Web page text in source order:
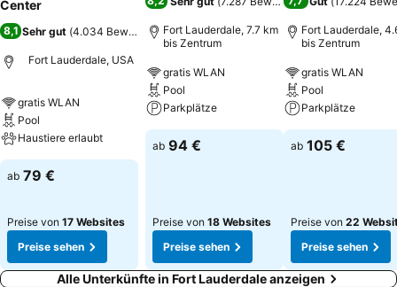
Everglades Cruise Port and the Broward County Convention
Center.4 km zum Stadtzentrum 6 km bis zum Flughafen (ft.
lauderdale) 46 km bis zum Flughafen (miami) 9 km zum
nächstgelegenen Bahnhof 4 km bis zum nächstgelegenen Strand.
Center
8,1 Sehr gut (4.034 Bewertungen)
Fort Lauderdale, USA
gratis WLAN
Pool
Haustiere erlaubt
ab 79 €
Preise von 17 Websites
Preise sehen
Fort Lauderdale, 7.7 km
bis Zentrum
gratis WLAN
Pool
Parkplätze
ab 94 €
Preise von 18 Websites
Preise sehen
Fort Lauderdale,
bis Zentrum
gratis WLAN
Pool
Parkplätze
ab 105 €
Preise von 22
Preise sehen
Alle Unterkünfte in Fort Lauderdale anzeigen